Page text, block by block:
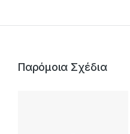
Παρόμοια Σχέδια